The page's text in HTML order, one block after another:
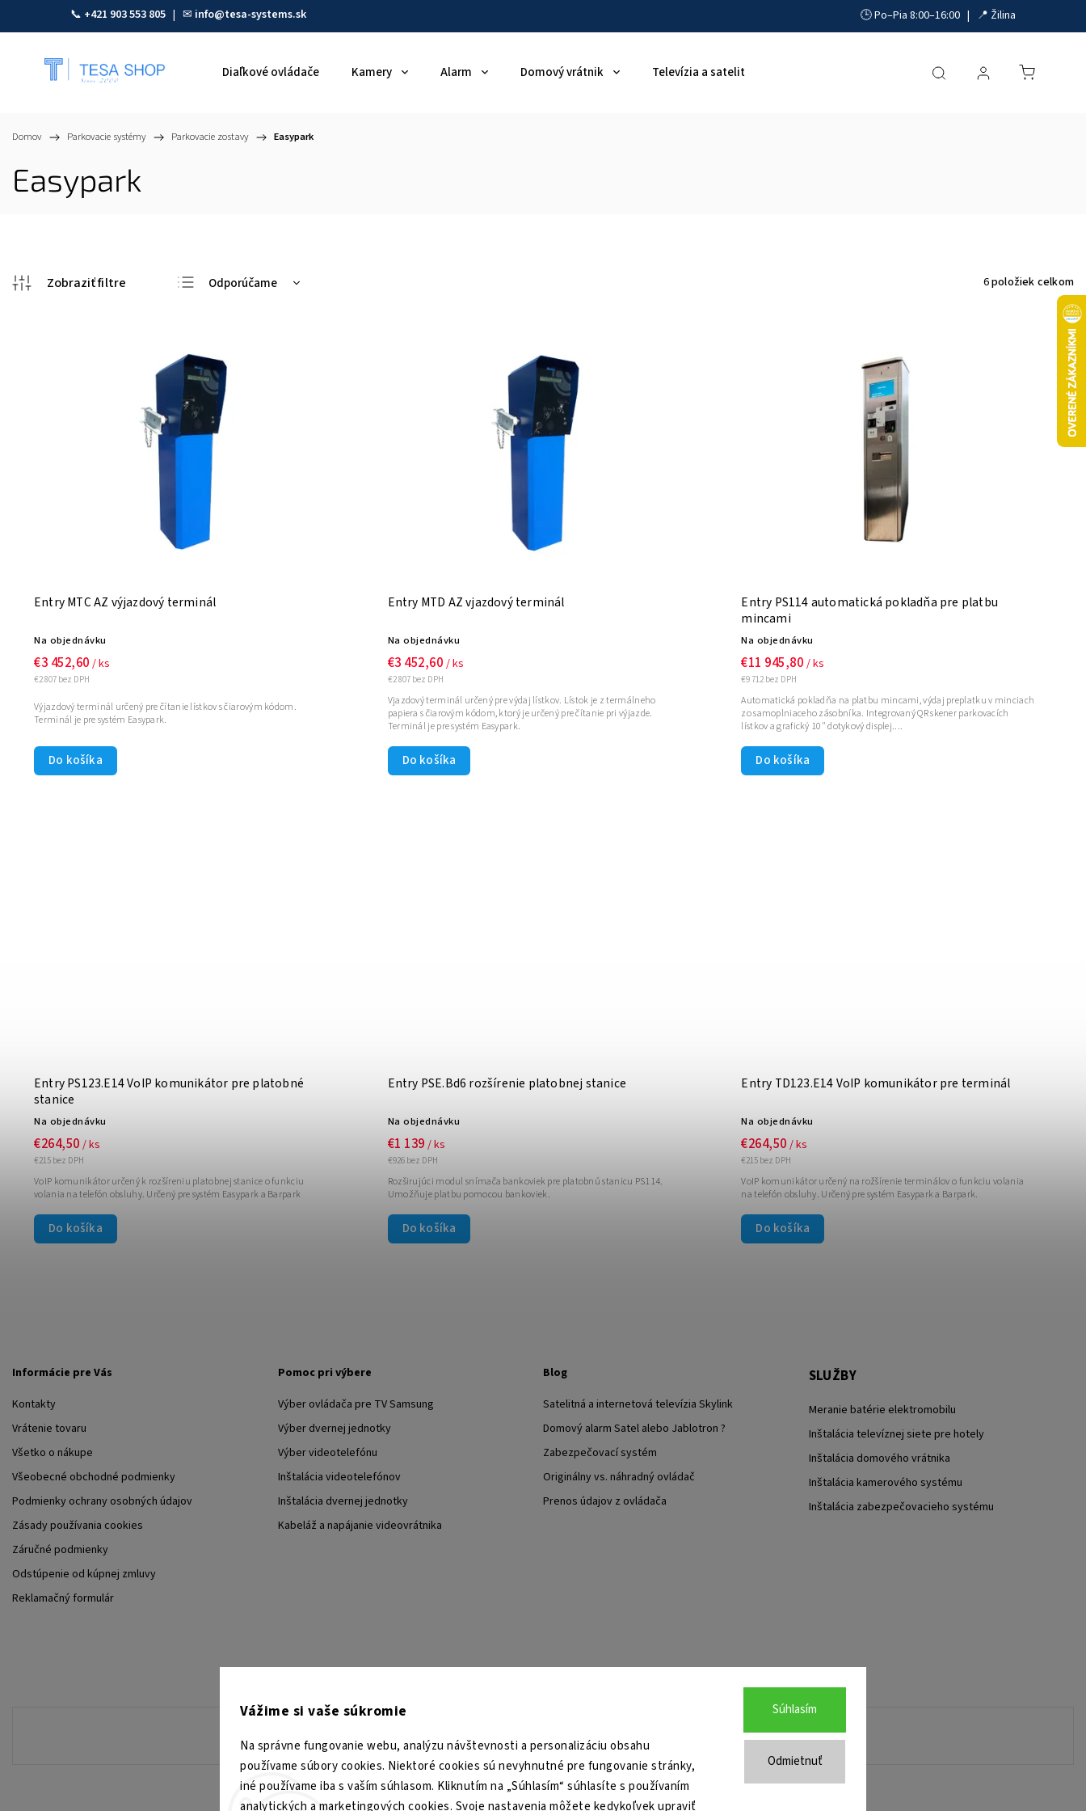
Vážime si vaše súkromie
Na správne fungovanie webu, analýzu návštevnosti a personalizáciu obsahu
používame súbory cookies. Niektoré cookies sú nevyhnutné pre fungovanie stránky,
iné používame iba s vaším súhlasom. Kliknutím na „Súhlasím“ súhlasíte s používaním
analytických a marketingových cookies. Svoje nastavenia môžete kedykoľvek upraviť
Odmietnuť
Súhlasím
📞 +421 903 553 805 | ✉ info@tesa-systems.sk 🕒 Po–Pia 8:00–16:00 | 📍 Žilina
Diaľkové ovládače Kamery Alarm Domový vrátnik Televízia a satelit Akumulátory, UPS a zdroje Parkovacie systémy
Domov / Parkovacie systémy / Parkovacie zostavy / Easypark
Easypark
Odporúčame
Najpredávanejšie
Abecedne
6položiek celkom
Entry MTC AZ výjazdový terminál
Na objednávku
€2 807 bez DPH
€3 452,60 / ks
Do košíka
Výjazdový terminál určený pre čítanie lístkov s čiarovým kódom.
Terminál je pre systém Easypark.
Entry MTD AZ vjazdový terminál
Na objednávku
€2 807 bez DPH
€3 452,60 / ks
Do košíka
Vjazdový terminál určený pre výdaj lístkov. Lístok je z termálneho
papiera s čiarovým kódom, ktorý je určený pre čítanie pri výjazde.
Terminál je pre systém Easypark.
Entry PS114 automatická pokladňa pre platbu
mincami
Na objednávku
€9 712 bez DPH
€11 945,80 / ks
Do košíka
Automatická pokladňa na platbu mincami, výdaj preplatku v minciach
zo samoplniaceho zásobníka. Integrovaný QR skener parkovacích
lístkov a grafický 10" dotykový displej....
Entry PS123.E14 VoIP komunikátor pre platobné
stanice
Na objednávku
€215 bez DPH
€264,50 / ks
Do košíka
VoIP komunikátor určený k rozšíreniu platobnej stanice o funkciu
volania na telefón obsluhy. Určený pre systém Easypark a Barpark
Entry PSE.Bd6 rozšírenie platobnej stanice
Na objednávku
€926 bez DPH
€1 139/ ks
Do košíka
Rozširujúci modul snímača bankoviek pre platobnú stanicu PS114.
Umožňuje platbu pomocou bankoviek.
Entry TD123.E14 VoIP komunikátor pre terminál
Na objednávku
€215 bez DPH
€264,50/ ks
Do košíka
VoIP komunikátor určený na rožšírenie terminálov o funkciu volania
na telefón obsluhy. Určený pre systém Easypark a Barpark.
Informácie pre Vás
Kontakty
Vrátenie tovaru
Všetko o nákupe
Všeobecné obchodné podmienky
Podmienky ochrany osobných údajov
Zásady používania cookies
Záručné podmienky
Odstúpenie od kúpnej zmluvy
Reklamačný formulár
Pomoc pri výbere
Výber ovládača pre TV Samsung
Výber dvernej jednotky
Výber videotelefónu
Inštalácia videotelefónov
Inštalácia dvernej jednotky
Kabeláž a napájanie videovrátnika
Blog
Satelitná a internetová televízia Skylink
Domový alarm Satel alebo Jablotron ?
Zabezpečovací systém
Originálny vs. náhradný ovládač
Prenos údajov z ovládača
SLUŽBY
Meranie batérie elektromobilu
Inštalácia televíznej siete pre hotely
Inštalácia domového vrátnika
Inštalácia kamerového systému
Inštalácia zabezpečovacieho systému
TESA Shop CZ TESA-SECURITY YouTube TESA Shop